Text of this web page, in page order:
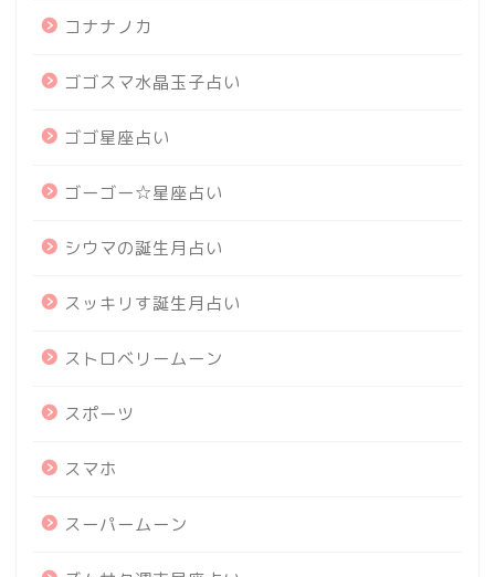
コナナノカ
ゴゴスマ水晶玉子占い
ゴゴ星座占い
ゴーゴー☆星座占い
シウマの誕生月占い
スッキリす誕生月占い
ストロベリームーン
スポーツ
スマホ
スーパームーン